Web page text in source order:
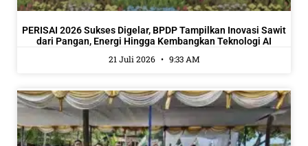
PERISAI 2026 Sukses Digelar, BPDP Tampilkan Inovasi Sawit
dari Pangan, Energi Hingga Kembangkan Teknologi AI
21 Juli 2026
9:33 AM